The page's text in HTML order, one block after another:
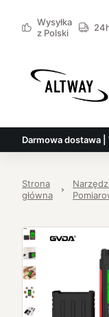
Wysyłka
z Polski
Darmowa dostawa |
Strona
główna